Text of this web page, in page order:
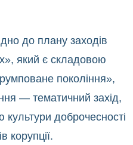
до плану заходів
який є складовою
покоління»,
— тематичний захід,
доброчесності
корупції.